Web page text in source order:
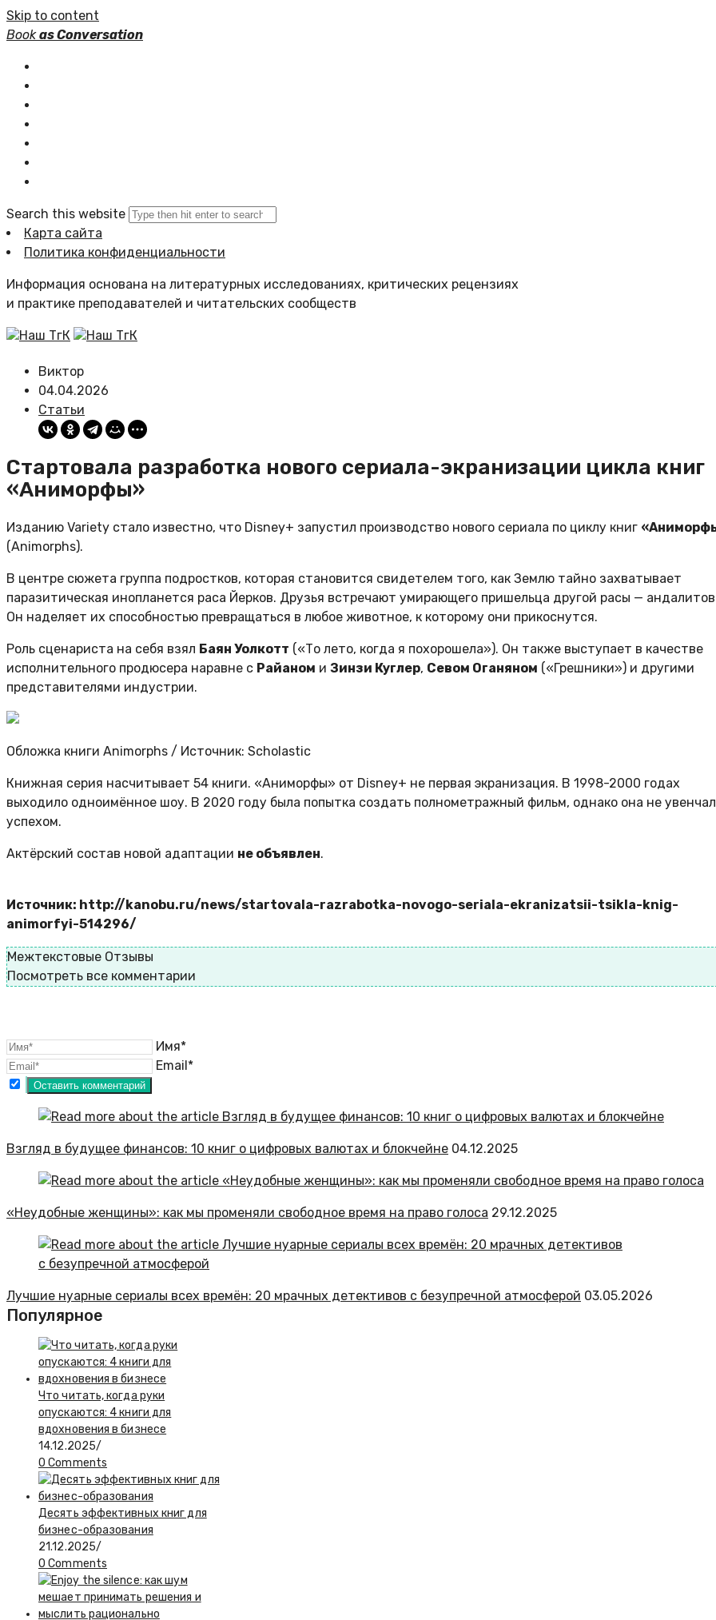
Skip to content
Bookas Conversation
Search this website
Карта сайта
Политика конфиденциальности
Информация основана на литературных исследованиях, критических рецензиях
и практике преподавателей и читательских сообществ
Наш ТгК Наш ТгК
Виктор
04.04.2026
Статьи
Стартовала разработка нового сериала-экранизации цикла книг
«Аниморфы»
Изданию Variety стало известно, что Disney+ запустил производство нового сериала по циклу книг
(Animorphs).
В центре сюжета группа подростков, которая становится свидетелем того, как Землю тайно захватывает
паразитическая инопланется раса Йерков. Друзья встречают умирающего пришельца другой расы —
Он наделяет их способностью превращаться в любое животное, к которому они прикоснутся.
Роль сценариста на себя взял Баян Уолкотт («То лето, когда я похорошела»). Он также выступает в качестве
исполнительного продюсера наравне с Райаном и Зинзи Куглер, Севом Оганяном («Грешники») и другими
представителями индустрии.
Обложка книги Animorphs / Источник: Scholastic
Книжная серия насчитывает 54 книги. «Аниморфы» от Disney+ не первая экранизация. В 1998-2000 годах
выходило одноимённое шоу. В 2020 году была попытка создать полнометражный фильм, однако она не
успехом.
Актёрский состав новой адаптации не объявлен.
Источник: http://kanobu.ru/news/startovala-razrabotka-novogo-seriala-ekranizatsii-tsikla-knig-
animorfyi-514296/
Межтекстовые Отзывы
Посмотреть все комментарии
Имя*
Email*
Взгляд в будущее финансов: 10 книг о цифровых валютах и блокчейне 04.12.2025
«Неудобные женщины»: как мы променяли свободное время на право голоса 29.12.2025
Лучшие нуарные сериалы всех времён: 20 мрачных детективов с безупречной атмосферой 03.05.2026
Популярное
Что читать, когда руки
опускаются: 4 книги для
вдохновения в бизнесе
14.12.2025/
0 Comments
Десять эффективных книг для
бизнес-образования
21.12.2025/
0 Comments